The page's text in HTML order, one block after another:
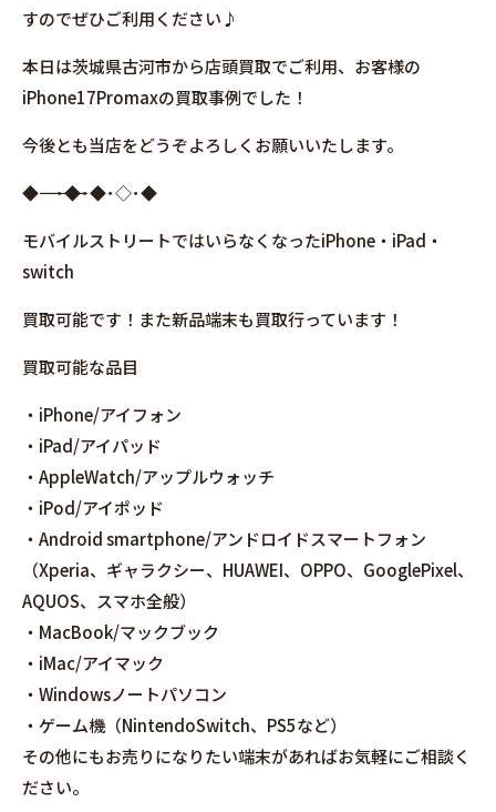
すのでぜひご利用ください♪
本日は茨城県古河市から店頭買取でご利用、お客様の
iPhone17Promaxの買取事例でした！
今後とも当店をどうぞよろしくお願いいたします。
◆――――――――――――――――･◆･◆･◇･◆
モバイルストリートではいらなくなったiPhone・iPad・
switch
買取可能です！また新品端末も買取行っています！
買取可能な品目
・iPhone/アイフォン
・iPad/アイパッド
・AppleWatch/アップルウォッチ
・iPod/アイポッド
・Android smartphone/アンドロイドスマートフォン
（Xperia、ギャラクシー、HUAWEI、OPPO、GooglePixel、
AQUOS、スマホ全般）
・MacBook/マックブック
・iMac/アイマック
・Windowsノートパソコン
・ゲーム機（NintendoSwitch、PS5など）
その他にもお売りになりたい端末があればお気軽にご相談く
ださい。